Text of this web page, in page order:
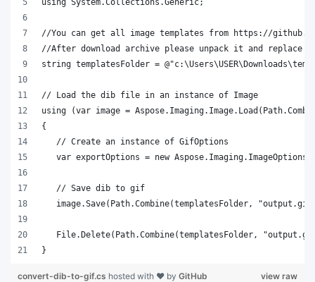
}
view raw
convert-dib-to-gif.cs hosted with ❤ by GitHub